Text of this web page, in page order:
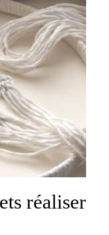
réaliser